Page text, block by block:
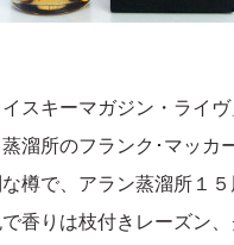
スキーマガジン・ライ
溜所のフランク･マッ
樽で、アラン蒸溜所１
香りは枝付きレーズン